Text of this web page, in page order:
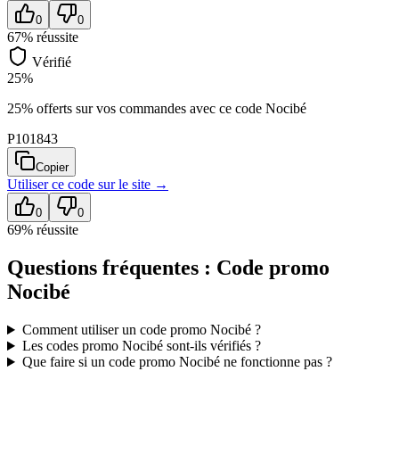
0 0
67% réussite
Vérifié
25%
25% offerts sur vos commandes avec ce code Nocibé
P101843
Copier
Utiliser ce code surle site →
0 0
69% réussite
Questions fréquentes : Code promo
Nocibé
Comment utiliser un code promo Nocibé?
Les codes promo Nocibésont-ils vérifiés ?
Que faire si un code promo Nocibéne fonctionne pas ?